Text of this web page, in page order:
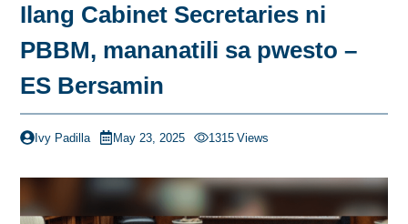
Ilang Cabinet Secretaries ni
PBBM, mananatili sa pwesto –
ES Bersamin
Ivy Padilla May 23, 2025 1315 Views